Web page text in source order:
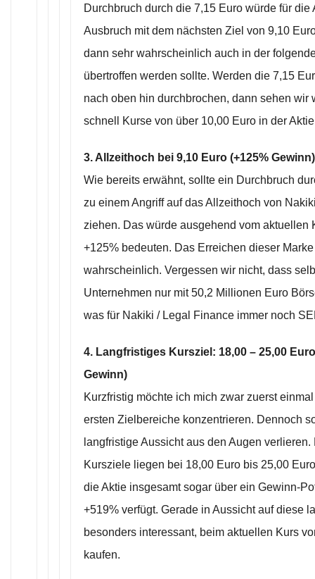
Durchbruch durch die 7,15 Euro würde für
Ausbruch mit dem nächsten Ziel von 9,10
dann sehr wahrscheinlich auch in der
übertroffen werden sollte. Werden die 7,15
nach oben hin durchbrochen, dann sehen wir
schnell Kurse von über 10,00 Euro in der
3. Allzeithoch bei 9,10 Euro (+125% Gewinn)
Wie bereits erwähnt, sollte ein Durchbruch
zu einem Angriff auf das Allzeithoch von
ziehen. Das würde ausgehend vom aktuellen
+125% bedeuten. Das Erreichen dieser
wahrscheinlich. Vergessen wir nicht, dass
Unternehmen nur mit 50,2 Millionen Euro
was für Nakiki / Legal Finance immer noch
4. Langfristiges Kursziel: 18,00 – 25,00
Gewinn)
Kurzfristig möchte ich mich zwar zuerst
ersten Zielbereiche konzentrieren. Dennoch
langfristige Aussicht aus den Augen
Kursziele liegen bei 18,00 Euro bis 25,00
die Aktie insgesamt sogar über ein Gewinn-
+519% verfügt. Gerade in Aussicht auf diese
besonders interessant, beim aktuellen Kurs
kaufen.